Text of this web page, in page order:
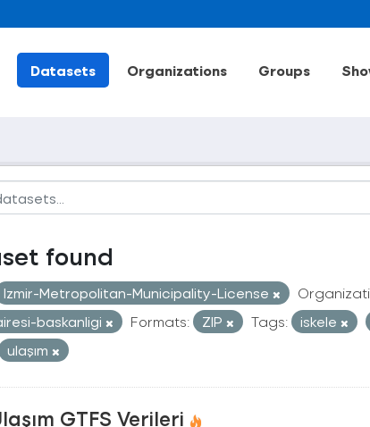
Datasets Organizations Groups
found
Izmir-Metropolitan-Municipality-License
baskanligi
Formats: ZIP Tags: iskele
ulaşım
GTFS Verileri